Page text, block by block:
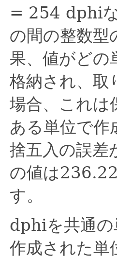
= 254 dphi
の間の整数型
果、値がどの
格納され、取
場合、これは
ある単位で作
捨五入の誤
の値は
す。
dphiを共通の
作成された単